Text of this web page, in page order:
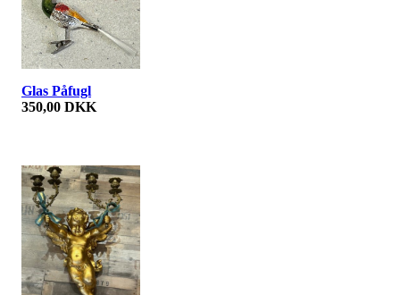
Glas Påfugl
350,00 DKK